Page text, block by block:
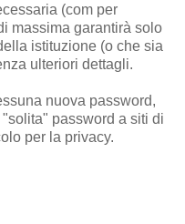
(com per
massima garantirà solo
istituzione (o che sia
ulteriori dettagli.
nuova password,
password a siti di
per la privacy.